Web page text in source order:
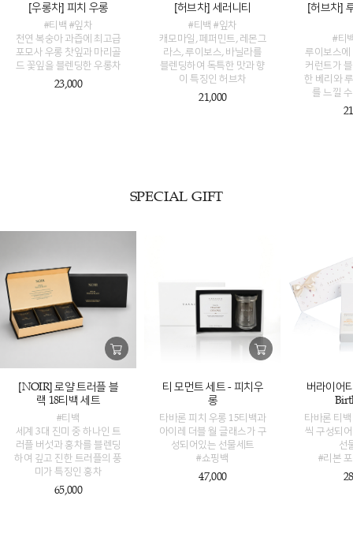
[우롱차] 피치 우롱
#티백 #잎차
천연 복숭아 과즙에 최고급
포모사 우롱 찻잎과 마리골
드 꽃잎을 블렌딩한 우롱차
23,000
[허브차] 세러니티
#티백 #잎차
캐모마일, 페퍼민트, 레몬그
라스, 루이보스, 바닐라를
블렌딩하여 독특한 맛과 향
이 특징인 허브차
21,000
[허브차]
#티
루이보스에
커런트가
한 베리와
를 느낄
SPECIAL GIFT
[NOIR] 로얄 트러플 블
랙 18티백 세트
#티백
세계 3대 진미 중 하나인 트
러플 버섯과 홍차를 블렌딩
하여 깊고 진한 트러플의 풍
미가 특징인 홍차
65,000
티 모먼트 세트 - 피치우
롱
타바론 피치 우롱 15티백과
아이레 더블 월 글래스가 구
성되어있는 선물세트
#쇼핑백
47,000
버라이어
타바론 티
씩 구성되
선
#리본